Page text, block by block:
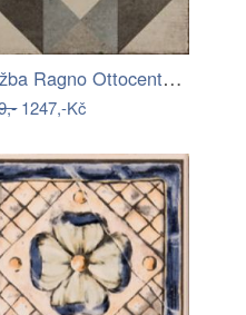
Dlažba Ragno Ottocento talco 20x20 cm…
1247,-Kč